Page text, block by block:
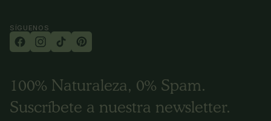
SÍGUENOS
100% Naturaleza, 0% Spam.
Suscríbete a nuestra newsletter.